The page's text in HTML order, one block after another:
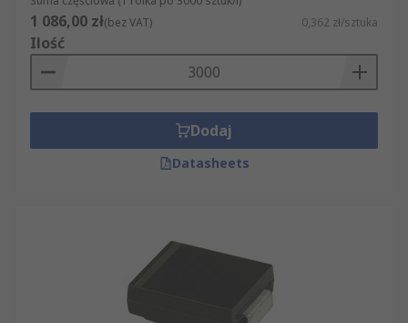
1 086,00 zł(bez VAT) 0,362 zł/sztuka
Ilość
Dodaj
Datasheets